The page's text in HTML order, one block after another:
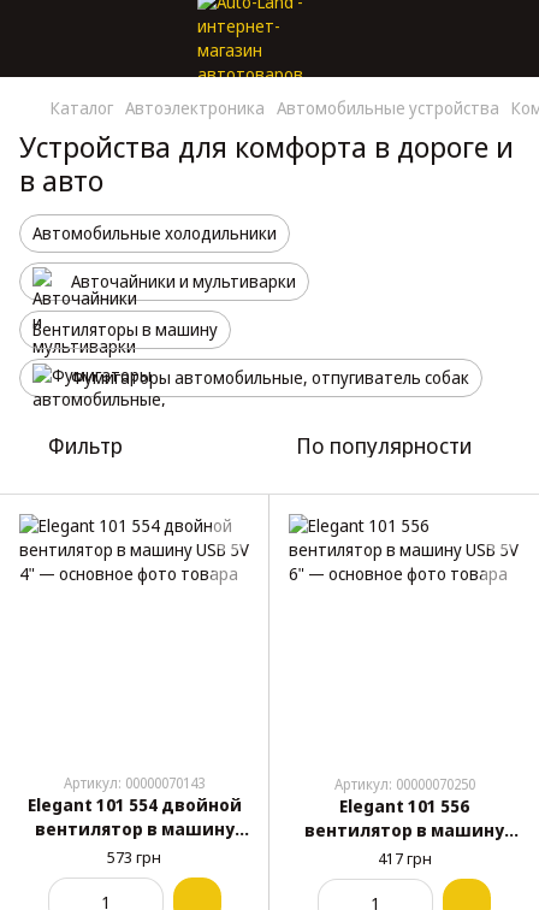
Каталог Автоэлектроника Автомобильные устройства
Устройства для комфорта в дороге и
в авто
Автомобильные холодильники
Авточайники и мультиварки
Вентиляторы в машину
Фумигаторы автомобильные, отпугиватель собак
Фильтр По популярности
Артикул: 00000070143
Elegant 101 554 двойной
вентилятор в машину
USB 5V 4"
573 грн
Артикул: 00000070250
Elegant 101 556
вентилятор в машину
USB 5V 6"
417 грн